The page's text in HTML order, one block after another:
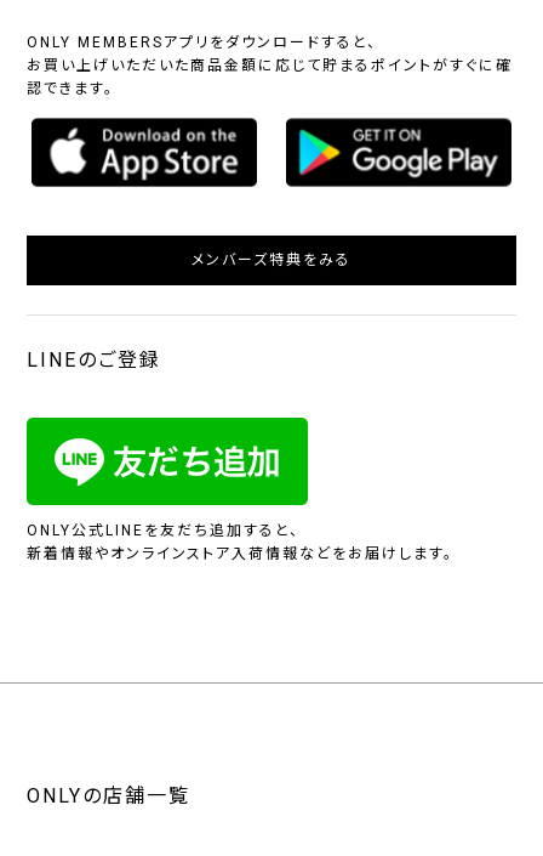
ONLY MEMBERSアプリをダウンロードすると、
お買い上げいただいた商品金額に応じて貯まるポイントがすぐに確
認できます。
メンバーズ特典をみる
LINEのご登録
ONLY公式LINEを友だち追加すると、
新着情報やオンラインストア入荷情報などをお届けします。
ONLYの店舗一覧